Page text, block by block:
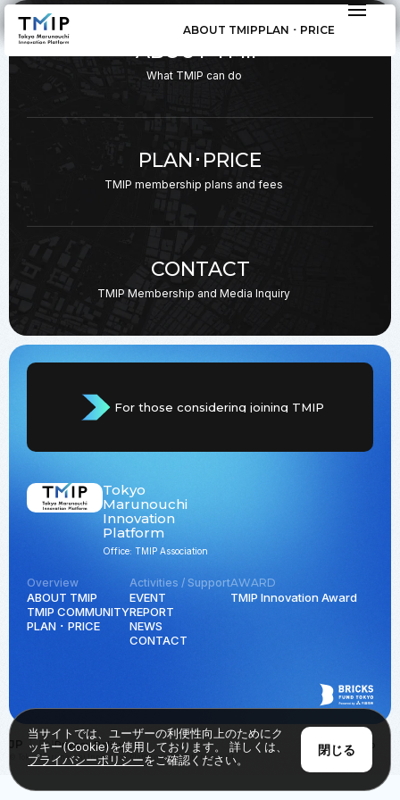
ABOUT TMIPPLAN ･ PRICE
ABOUT TMIP
What TMIP can do
PLAN･PRICE
TMIP membership plans and fees
CONTACT
TMIP Membership and Media Inquiry
For those considering joining TMIP
Tokyo
Marunouchi
Innovation
Platform
Office: TMIP Association
Overview
ABOUT TMIP
TMIP COMMUNITY
PLAN ･ PRICE
Activities / Support
EVENT
REPORT
NEWS
CONTACT
AWARD
TMIP Innovation Award
JP ENPrivacy Policy
© Tokyo Marunouchi Innovation Platform all rights reserved.
Back to Top
当サイトでは、ユーザーの利便性向上のためにク
ッキー(Cookie)を使用しております。 詳しくは、
プライバシーポリシーをご確認ください。
閉じる